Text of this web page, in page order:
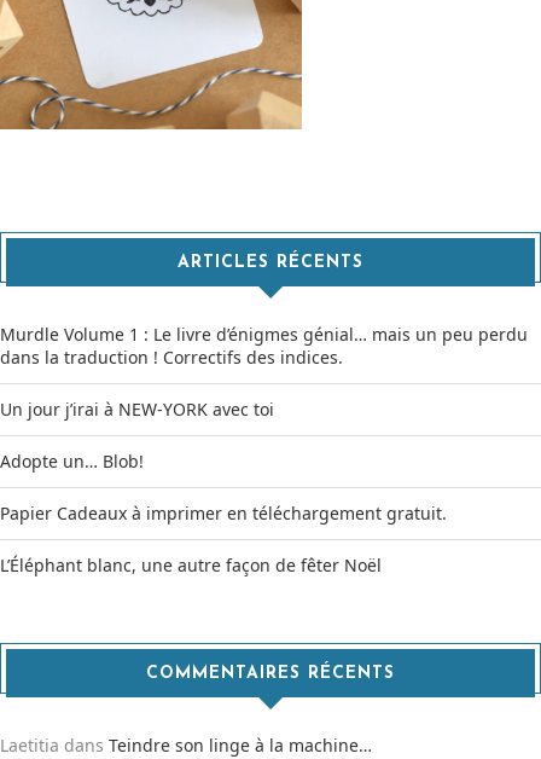
ARTICLES RÉCENTS
Murdle Volume 1 : Le livre d’énigmes génial… mais un peu perdu
dans la traduction ! Correctifs des indices.
Un jour j’irai à NEW-YORK avec toi
Adopte un… Blob!
Papier Cadeaux à imprimer en téléchargement gratuit.
L’Éléphant blanc, une autre façon de fêter Noël
COMMENTAIRES RÉCENTS
Laetitia dans Teindre son linge à la machine…